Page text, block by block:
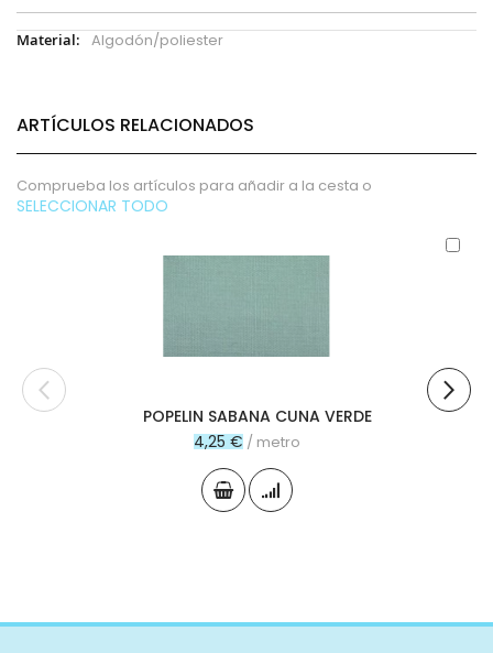
Más
Algodón/poliester
ARTÍCULOS RELACIONADOS
Comprueba los artículos para añadir a la cesta o
SELECCIONAR TODO
POPELIN SABANA CUNA VERDE
4,25 € / metro